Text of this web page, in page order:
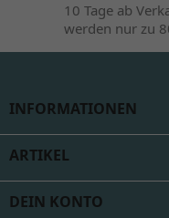
10 Tage ab
werden nur zu
INFORMATIONEN
ARTIKEL
DEIN KONTO